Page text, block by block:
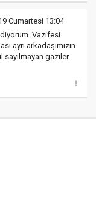
Cumartesi 13:04
Vazifesi
ayrı arkadaşımızın
sayılmayan gaziler